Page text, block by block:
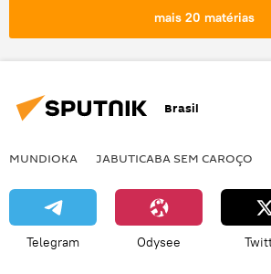
míssil balístico
EUA
mais 20 matérias
Brasil
MUNDIOKA JABUTICABA SEM CAROÇO
Telegram Odysee